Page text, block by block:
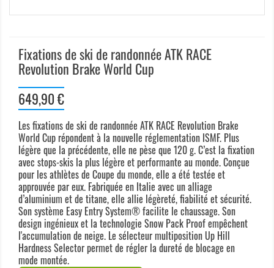
Fixations de ski de randonnée ATK RACE
Revolution Brake World Cup
649,90 €
Les fixations de ski de randonnée ATK RACE Revolution Brake
World Cup répondent à la nouvelle réglementation ISMF. Plus
légère que la précédente, elle ne pèse que 120 g. C’est la fixation
avec stops-skis la plus légère et performante au monde. Conçue
pour les athlètes de Coupe du monde, elle a été testée et
approuvée par eux. Fabriquée en Italie avec un alliage
d’aluminium et de titane, elle allie légèreté, fiabilité et sécurité.
Son système Easy Entry System® facilite le chaussage. Son
design ingénieux et la technologie Snow Pack Proof empêchent
l'accumulation de neige. Le sélecteur multiposition Up Hill
Hardness Selector permet de régler la dureté de blocage en
mode montée.